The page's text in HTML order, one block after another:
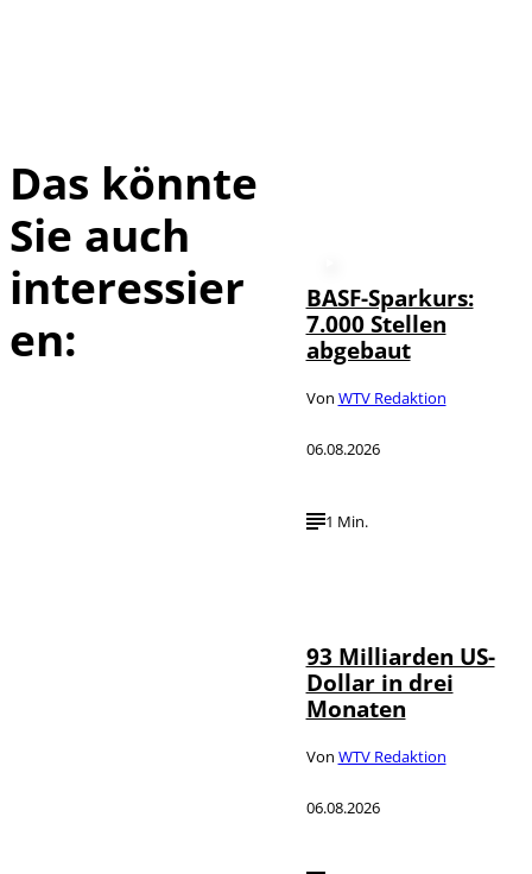
Das könnte
Sie auch
interessier
en:
BASF-Sparkurs:
7.000 Stellen
abgebaut
Von WTV Redaktion
06.08.2026
1 Min.
93 Milliarden US-
Dollar in drei
Monaten
Von WTV Redaktion
06.08.2026